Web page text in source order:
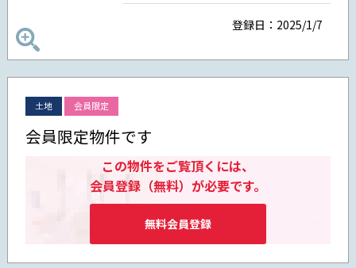
登録日：2025/1/7
土地 会員限定
会員限定物件です
この物件をご覧頂くには、
会員登録（無料）が必要です。
無料会員登録